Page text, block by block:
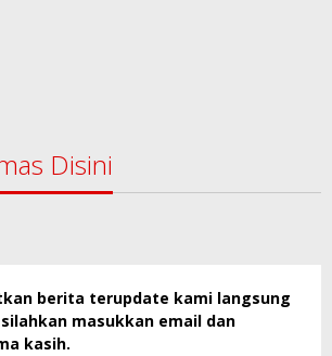
Disini
berita terupdate kami langsung
masukkan email dan
kasih.